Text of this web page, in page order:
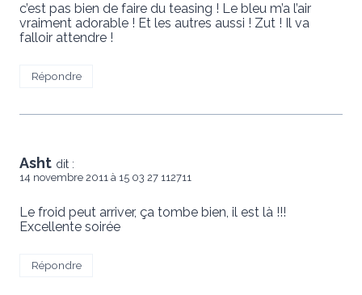
c’est pas bien de faire du teasing ! Le bleu m’a l’air
vraiment adorable ! Et les autres aussi ! Zut ! Il va
falloir attendre !
Répondre
Asht dit :
14 novembre 2011 à 15 03 27 112711
Le froid peut arriver, ça tombe bien, il est là !!!
Excellente soirée
Répondre